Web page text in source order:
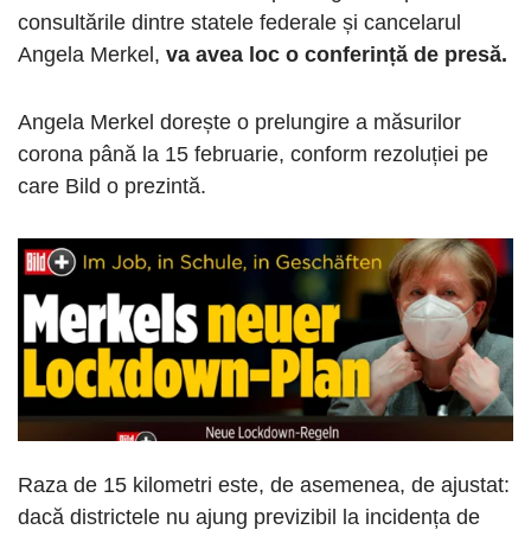
consultările dintre statele federale și cancelarul
Angela Merkel, va avea loc o conferință de presă.
Angela Merkel dorește o prelungire a măsurilor
corona până la 15 februarie, conform rezoluției pe
care Bild o prezintă.
Raza de 15 kilometri este, de asemenea, de ajustat:
dacă districtele nu ajung previzibil la incidența de